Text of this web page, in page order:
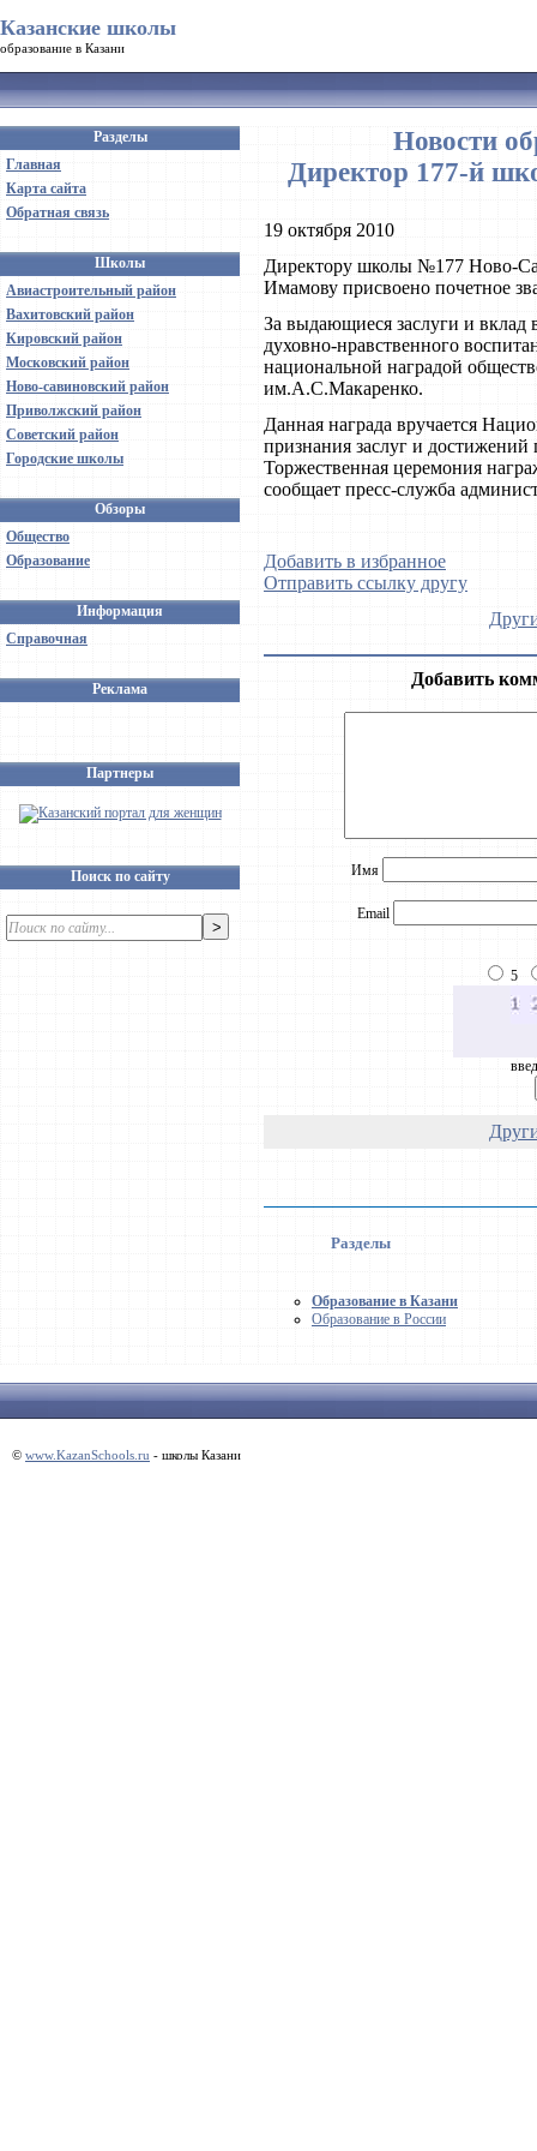
Казанские школы
образование в Казани
Разделы
Главная
Карта сайта
Обратная связь
Школы
Авиастроительный район
Вахитовский район
Кировский район
Московский район
Ново-савиновский район
Приволжский район
Советский район
Городские школы
Обзоры
Общество
Образование
Информация
Справочная
Реклама
Партнеры
Поиск по сайту
Новости
Директор 177-й
19 октября 2010
Директору школы №177 Ново-
Имамову присвоено почетное
За выдающиеся заслуги и вклад
духовно-нравственного
национальной наградой
им.А.С.Макаренко.
Данная награда вручается
признания заслуг и достижений
Торжественная церемония
сообщает пресс-служба
Добавить в избранное
Отправить ссылку другу
Добавить
Имя
Email
5
Разделы
Образование в Казани
Образование в России
© www.KazanSchools.ru - школы Казани